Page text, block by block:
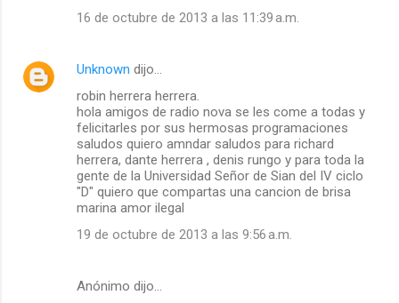
16 de octubre de 2013 a las 11:39 a.m.
Unknown dijo…
robin herrera herrera.
hola amigos de radio nova se les come a todas y
felicitarles por sus hermosas programaciones
saludos quiero amndar saludos para richard
herrera, dante herrera , denis rungo y para toda la
gente de la Universidad Señor de Sian del IV ciclo
"D" quiero que compartas una cancion de brisa
marina amor ilegal
19 de octubre de 2013 a las 9:56 a.m.
Anónimo dijo…